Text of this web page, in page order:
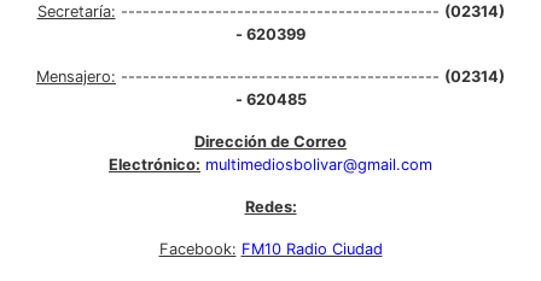
Secretaría: -------------------------------------------- (02314)
- 620399
Mensajero: -------------------------------------------- (02314)
- 620485
Dirección de Correo
Electrónico: multimediosbolivar@gmail.com
Redes:
Facebook: FM10 Radio Ciudad